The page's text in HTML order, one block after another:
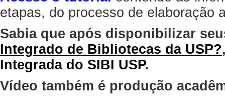
etapas, do processo de elaboração
Sabia que após disponibilizar
Integrado de Bibliotecas da USP?
Integrada do SIBI USP.
Vídeo também é produção